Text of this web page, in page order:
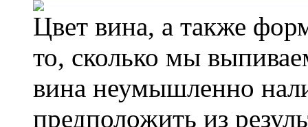
Цвет вина, а также
то, сколько мы
вина неумышленно
предположить из